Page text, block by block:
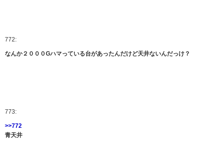
772:
なんか２０００Gハマっている台があったんだけど天井ないんだっけ？
773:
>>772
青天井